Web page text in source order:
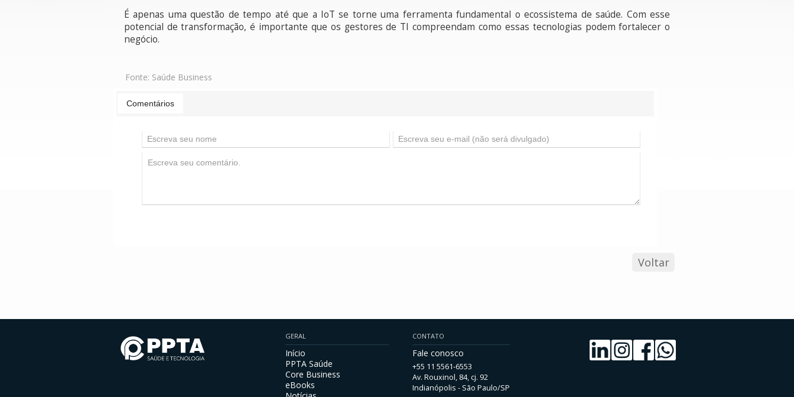
É apenas uma questão de tempo até que a IoT se torne uma ferramenta fundamental o ecossistema de saúde. Com esse
potencial de transformação, é importante que os gestores de TI compreendam como essas tecnologias podem fortalecer o
negócio.
Fonte: Saúde Business
Comentários
Voltar
GERAL
Início
PPTA Saúde
Core Business
eBooks
CONTATO
Fale conosco
+55 11 5561-6553
Av. Rouxinol, 84, cj. 92
Indianópolis - São Paulo/SP